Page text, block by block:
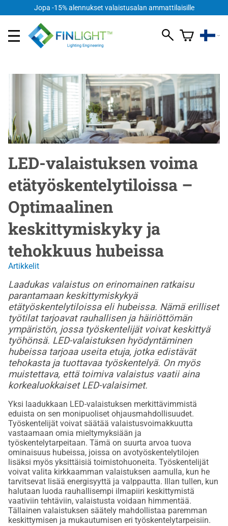
Jopa -15% alennukset valaistusalan ammattilaisille
LED-valaistuksen voima
etätyöskentelytiloissa –
Optimaalinen
keskittymiskyky ja
tehokkuus hubeissa
Artikkelit
Laadukas valaistus on erinomainen ratkaisu
parantamaan keskittymiskykyä
etätyöskentelytiloissa eli hubeissa. Nämä erilliset
työtilat tarjoavat rauhallisen ja häiriöttömän
ympäristön, jossa työskentelijät voivat keskittyä
työhönsä. LED-valaistuksen hyödyntäminen
hubeissa tarjoaa useita etuja, jotka edistävät
tehokasta ja tuottavaa työskentelyä. On myös
muistettava, että toimiva valaistus vaatii aina
korkealuokkaiset LED-valaisimet.
Yksi laadukkaan LED-valaistuksen merkittävimmistä
eduista on sen monipuoliset ohjausmahdollisuudet.
Työskentelijät voivat säätää valaistusvoimakkuutta
vastaamaan omia mieltymyksiään ja
työskentelytarpeitaan. Tämä on suurta arvoa tuova
ominaisuus hubeissa, joissa on avotyöskentelytilojen
lisäksi myös yksittäisiä toimistohuoneita. Työskentelijät
voivat valita kirkkaamman valaistuksen aamulla, kun he
tarvitsevat lisää energisyyttä ja valppautta. Illan tullen, kun
halutaan luoda rauhallisempi ilmapiiri keskittymistä
vaativiin tehtäviin, valaistusta voidaan himmentää.
Tällainen valaistuksen säätely mahdollistaa paremman
keskittymisen ja mukautumisen eri työskentelytarpeisiin.